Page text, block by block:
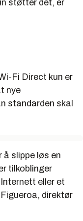
støtter det, er
Fi Direct kun er
nye
standarden skal
å slippe løs en
tilkoblinger
eller et
direktør